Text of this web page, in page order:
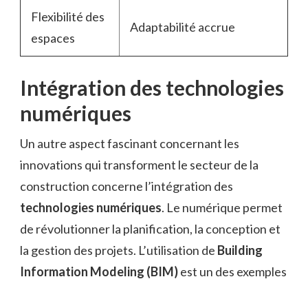
Flexibilité des
espaces
Adaptabilité accrue
Intégration des technologies
numériques
Un autre aspect fascinant concernant les
innovations qui transforment le secteur de la
construction concerne l’intégration des
technologies numériques. Le numérique permet
de révolutionner la planification, la conception et
la gestion des projets. L’utilisation de Building
Information Modeling (BIM)est un des exemples